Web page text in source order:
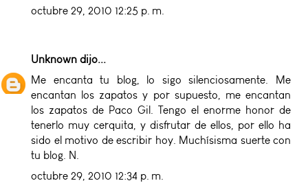
octubre 29, 2010 12:25 p. m.
Unknown dijo...
Me encanta tu blog, lo sigo silenciosamente. Me
encantan los zapatos y por supuesto, me encantan
los zapatos de Paco Gil. Tengo el enorme honor de
tenerlo muy cerquita, y disfrutar de ellos, por ello ha
sido el motivo de escribir hoy. Muchísisma suerte con
tu blog. N.
octubre 29, 2010 12:34 p. m.